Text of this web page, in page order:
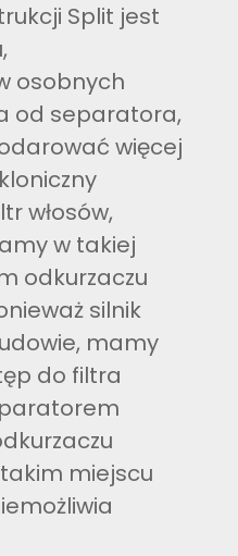
Split jest
osobnych
od separatora,
więcej
włosów,
w takiej
odkurzaczu
silnik
mamy
do filtra
miejscu